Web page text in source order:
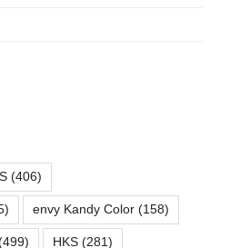
(406)
envy Kandy Color (158)
HKS (281)